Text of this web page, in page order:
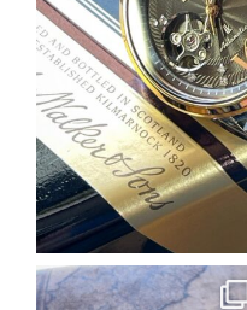
earnest_by_castplanning